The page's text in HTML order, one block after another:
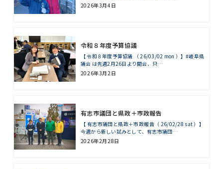
2026年3月4日
令和８年度予算協議
【 令和８年度予算協議 （ 26/03/02 mon ）】#岐阜県
議会 は先週2月26日より開会、只…
2026年3月2日
有志市議団と県政＋市政報告
【 有志市議団と県政＋市政報告（ 26/02/28 sat ）】
今週から新しい試みとして、有志市議団…
2026年2月28日